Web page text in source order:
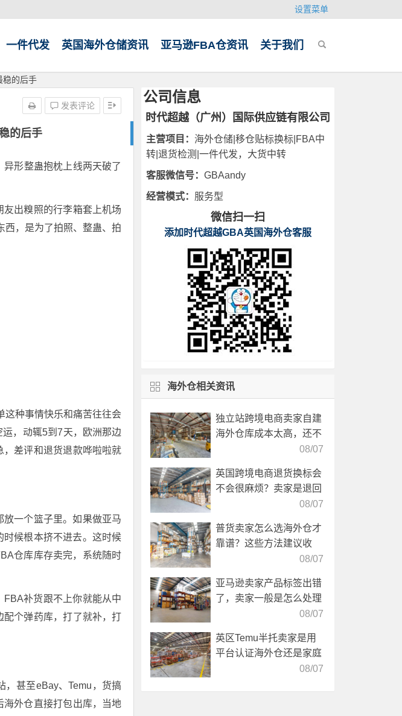
设置菜单
一件代发 英国海外仓储资讯 亚马逊FBA仓资讯 关于我们
稳的后手
的后手
发表评论
形整蛊抱枕上线两天破了
友出糗照的行李箱套上机场
西，是为了拍照、整蛊、拍
这种事情快乐和痛苦往往会
，动辄5到7天，欧洲那边
差评和退货退款哗啦啦就
一个篮子里。如果做亚马
候根本挤不进去。这时候
仓库库存卖完，系统随时
补货跟不上你就能从中
个弹药库，打了就补，打
，甚至eBay、Temu，货搞
外仓直接打包出库，当地
公司信息
时代超越（广州）国际供应链有限公司
主营项目： 海外仓储|移仓贴标换标|FBA中
转|退货检测|一件代发，大货中转
客服微信号： GBAandy
经营模式： 服务型
微信扫一扫
添加时代超越GBA英国海外仓客服
海外仓相关资讯
独立站跨境电商卖家自建
海外仓库成本太高，还不
如直接找第三方自营海外
08/07
英国跨境电商退货换标会
不会很麻烦？卖家是退回
国内还是在海外直接处08/07
普货卖家怎么选海外仓才
靠谱？这些方法建议收
08/07
亚马逊卖家产品标签出错
了，卖家一般是怎么处理
08/07
英区Temu半托卖家是用
平台认证海外仓还是家庭
08/07